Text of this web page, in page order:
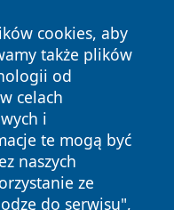
cookies, aby
także plików
od
celach
i
te mogą być
naszych
ze
do serwisu",
prawa
Polityka
Cookies